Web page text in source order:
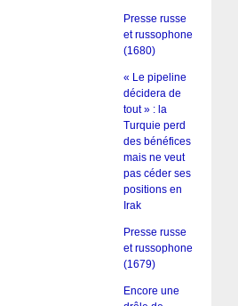
Presse russe
et russophone
(1680)
« Le pipeline
décidera de
tout » : la
Turquie perd
des bénéfices
mais ne veut
pas céder ses
positions en
Irak
Presse russe
et russophone
(1679)
Encore une